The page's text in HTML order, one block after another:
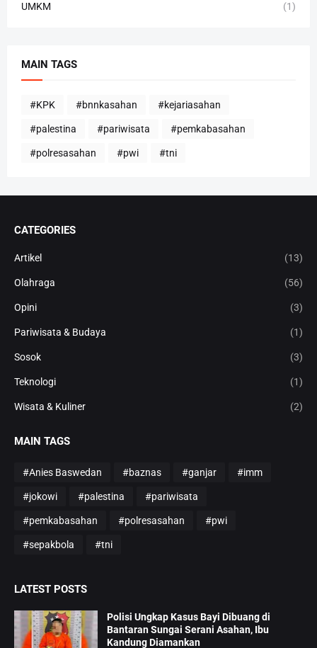
UMKM (1)
MAIN TAGS
#KPK #bnnkasahan #kejariasahan
#palestina #pariwisata #pemkabasahan
#polresasahan #pwi #tni
CATEGORIES
Artikel (13)
Olahraga (56)
Opini (3)
Pariwisata & Budaya (1)
Sosok (3)
Teknologi (1)
Wisata & Kuliner (2)
MAIN TAGS
#Anies Baswedan #baznas #ganjar #imm
#jokowi #palestina #pariwisata
#pemkabasahan #polresasahan #pwi
#sepakbola #tni
LATEST POSTS
Polisi Ungkap Kasus Bayi Dibuang di
Bantaran Sungai Serani Asahan, Ibu
Kandung Diamankan